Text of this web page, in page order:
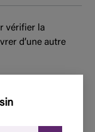
vérifier la
d’une autre